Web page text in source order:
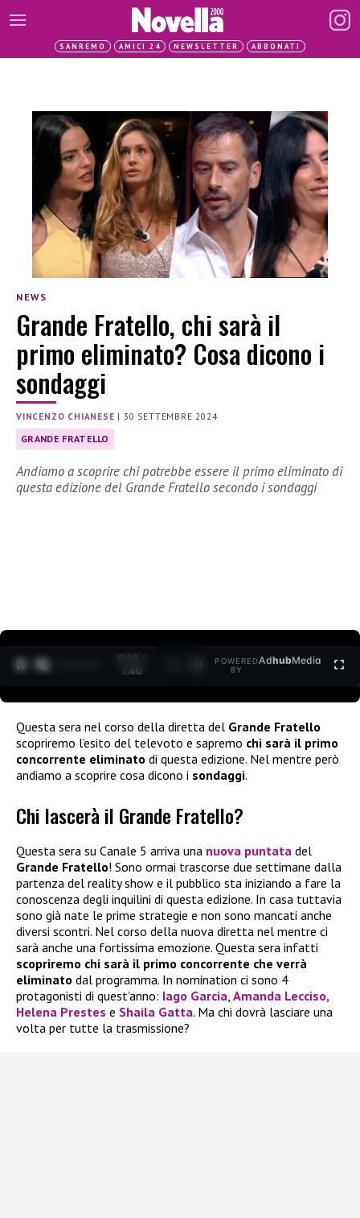
SANREMO AMICI 24 NEWSLETTER ABBONATI
NEWS
Grande Fratello, chi sarà il
primo eliminato? Cosa dicono i
sondaggi
VINCENZO CHIANESE |30 SETTEMBRE 2024
GRANDE FRATELLO
Andiamo a scoprire chi potrebbe essere il primo eliminato di
questa edizione del Grande Fratello secondo i sondaggi
0:13 /
1:40
POWERED
BY
AdhubMedia
Questa sera nel corso della diretta del Grande Fratello
scopriremo l’esito del televoto e sapremo chi sarà il primo
concorrente eliminato di questa edizione. Nel mentre però
andiamo a scoprire cosa dicono i sondaggi.
Chi lascerà il Grande Fratello?
Questa sera su Canale 5 arriva una nuova puntata del
Grande Fratello! Sono ormai trascorse due settimane dalla
partenza del reality show e il pubblico sta iniziando a fare la
conoscenza degli inquilini di questa edizione. In casa tuttavia
sono già nate le prime strategie e non sono mancati anche
diversi scontri. Nel corso della nuova diretta nel mentre ci
sarà anche una fortissima emozione. Questa sera infatti
scopriremo chi sarà il primo concorrente che verrà
eliminato dal programma. In nomination ci sono 4
protagonisti di quest’anno: Iago Garcia, Amanda Lecciso,
Helena Prestes e Shaila Gatta. Ma chi dovrà lasciare una
volta per tutte la trasmissione?